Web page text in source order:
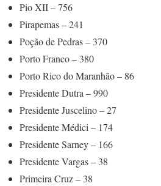
Pio XII – 756
Pirapemas – 241
Poção de Pedras – 370
Porto Franco – 380
Porto Rico do Maranhão – 86
Presidente Dutra – 990
Presidente Juscelino – 27
Presidente Médici – 174
Presidente Sarney – 166
Presidente Vargas – 38
Primeira Cruz – 38